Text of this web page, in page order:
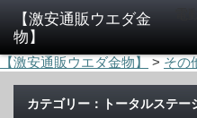
【激安通販ウエダ金物】 > その
カテゴリー：トータルステー